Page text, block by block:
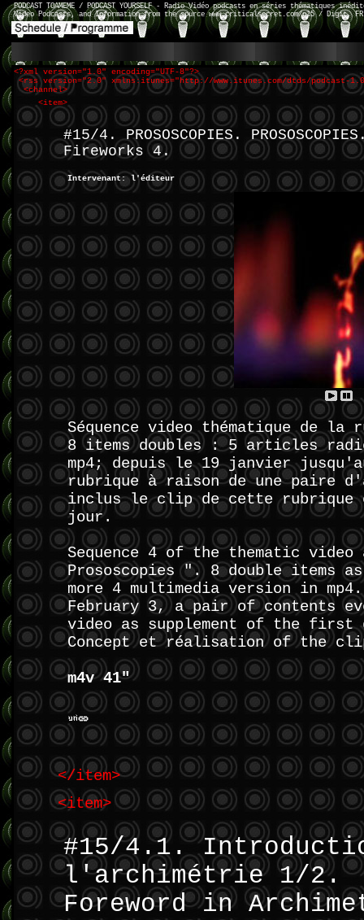
PODCAST TOAMEME / PODCAST YOURSELF - Radio Vidéo podcasts en séries
Video Podcasts, and Information from the source www.criticalsecret.com/n15 / Digit.
<?xml version="1.0" encoding="UTF-8"?>
<rss version="2.0" xmlns:itunes="http://www.itunes.com/dtds/podcast-
<channel>
<item>
#15/4. PROSOSCOPIES.
Fireworks 4.
Intervenant: l'éditeur
Séquence video thématique de la
8 items doubles : 5 articles
mp4; depuis le 19 janvier
rubrique à raison de une paire
inclus le clip de cette rubrique
jour.
Sequence 4 of the thematic
Prososcopies ". 8 double items
more 4 multimedia version in
February 3, a pair of contents
video as supplement of the first
Concept et réalisation of the
m4v 41"
</item>
<item>
#15/4.1.
l'archimétrie 1/2.
Foreword in